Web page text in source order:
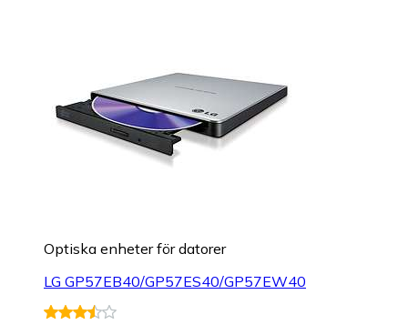
Optiska enheter för datorer
LG GP57EB40/GP57ES40/GP57EW40